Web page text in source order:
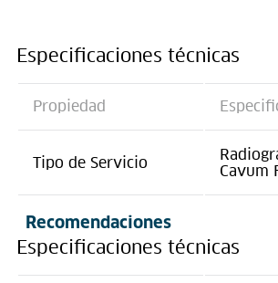
Especificaciones técnicas
Propiedad
Tipo de Servicio
Cavum
Recomendaciones
Especificaciones técnicas